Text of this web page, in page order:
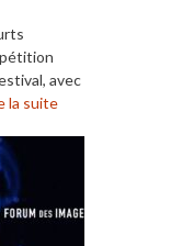
avec
la suite